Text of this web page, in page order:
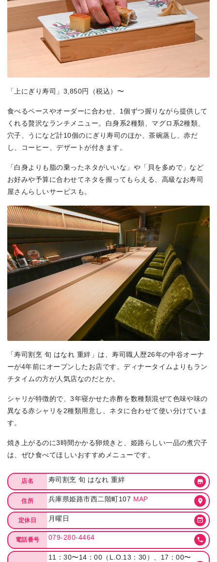
「上にぎり寿司」3,850円（税込）〜
食べるペースやオーダーに合わせ、1個ずつ握りながら提供して
くれる贅沢なランチメニュー。白身系2種類、マグロ系2種類、
穴子、うになど計10個のにぎり寿司のほか、茶碗蒸し、赤だ
し、コーヒー、デザートが付きます。
「白身よりも脂の乗ったネタがいいな」や「貝を多めで」など
お好みや予算に合わせてネタを握ってもらえる、高級なお寿司
屋さんらしいサービスも。
「寿司割烹 旬 はなれ 重絆」は、寿司職人歴26年の中谷オーナ
ーが4年前にオープンしたお店です。ディナータイムよりもラン
チタイムの方が人気店なのだとか。
シャリが特徴的で、3年寝かせた赤酢を数種類混ぜて色味や味の
異なる赤シャリを2種類用意し、ネタに合わせて使い分けていま
す。
焼き上がるのに3時間かかる卵焼きと、姫路らしい一品の煮穴子
は、ぜひ食べてほしいおすすめメニューです。
店名 寿司割烹 旬 はなれ 重絆
住所 兵庫県姫路市西二階町107 MAP
定休日 月曜日
電話番号 079-280-4464
11：30〜14：00（L.O.13：30）、17：00〜